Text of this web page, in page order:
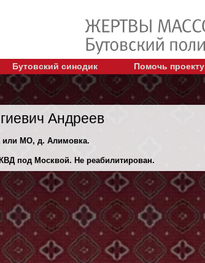
Бутовский синодик Помочь проекту
Андреев
или МО, д. Алимовка.
под Москвой. Не реабилитирован.